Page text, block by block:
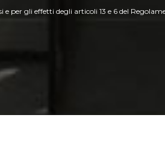
e per gli effetti degli articoli 13 e 6 del